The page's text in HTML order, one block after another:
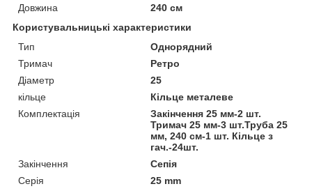
Довжина
240 см
Користувальницькі характеристики
Тип
Однорядний
Тримач
Ретро
Діаметр
25
кільце
Кільце металеве
Комплектація
Закінчення 25 мм-2 шт.
Тримач 25 мм-3 шт.Труба 25
мм, 240 см-1 шт. Кільце з
гач.-24шт.
Закінчення
Сепія
Серія
25 mm